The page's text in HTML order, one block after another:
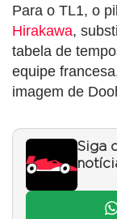
Para o TL1, o
Hirakawa,
tabela de
equipe
imagem de
Siga